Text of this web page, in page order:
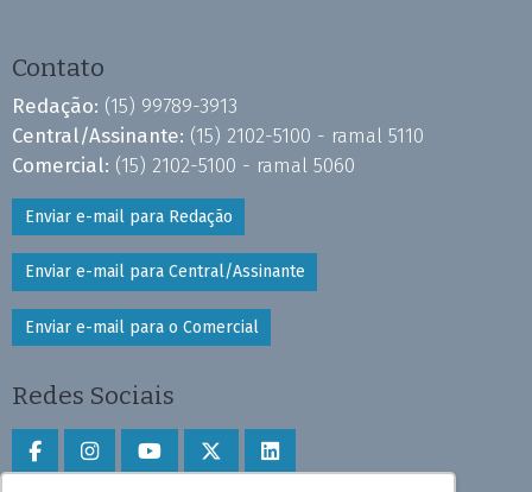
Contato
Redação: (15) 99789-3913
Central/Assinante: (15) 2102-5100 - ramal 5110
Comercial: (15) 2102-5100 - ramal 5060
Enviar e-mail para Redação
Enviar e-mail para Central/Assinante
Enviar e-mail para o Comercial
Redes Sociais